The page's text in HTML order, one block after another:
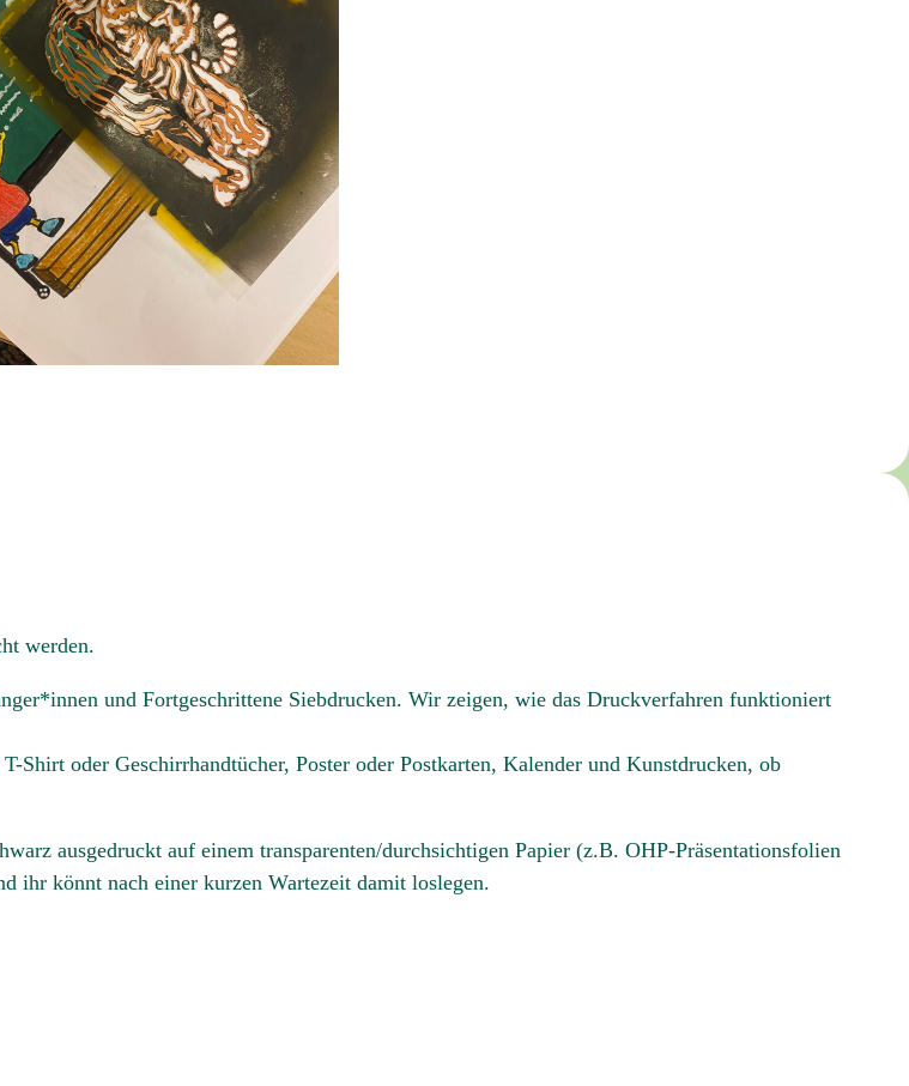
werden.
und Fortgeschrittene Siebdrucken. Wir zeigen, wie das Druckverfahren funktioniert
Shirt oder Geschirrhandtücher, Poster oder Postkarten, Kalender und Kunstdrucken, ob
ausgedruckt auf einem transparenten/durchsichtigen Papier (z.B. OHP-Präsentationsfolien
ihr könnt nach einer kurzen Wartezeit damit loslegen.